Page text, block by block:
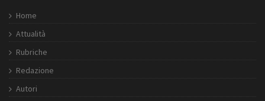
Home
Attualità
Rubriche
Redazione
Autori